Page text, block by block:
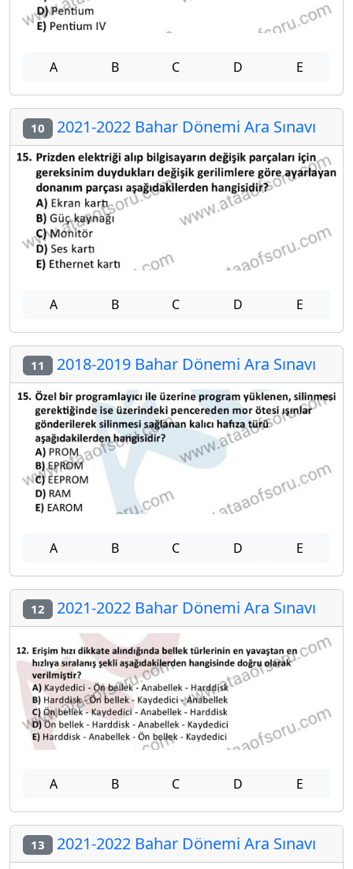
A B C D E
10 2021-2022 Bahar Dönemi Ara Sınavı
A B C D E
11 2018-2019 Bahar Dönemi Ara Sınavı
A B C D E
12 2021-2022 Bahar Dönemi Ara Sınavı
A B C D E
13 2021-2022 Bahar Dönemi Ara Sınavı